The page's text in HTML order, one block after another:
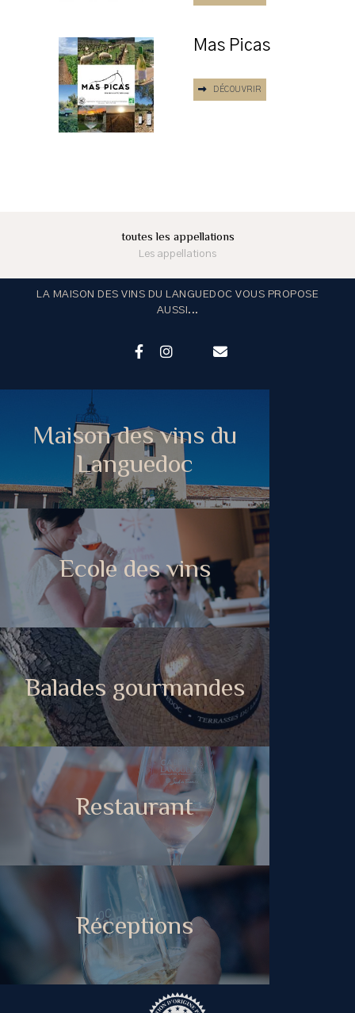
Mas Picas
DÉCOUVRIR
toutes les appellations
Les appellations
LA MAISON DES VINS DU LANGUEDOC VOUS PROPOSE
AUSSI...
Maison des vins du
Languedoc
Ecole des vins
Balades gourmandes
Restaurant
Réceptions